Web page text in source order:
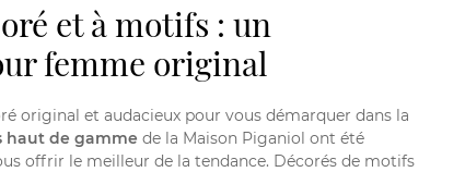
et à motifs : un
femme original
original et audacieux pour vous démarquer dans la
haut de gamme de la Maison Piganiol ont été
offrir le meilleur de la tendance. Décorés de motifs